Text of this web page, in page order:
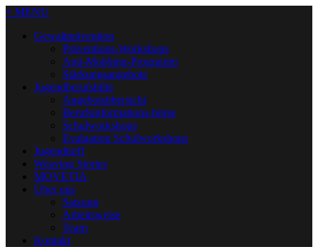
+ MENU
Gewaltprävention
Präventions-Workshops
Anti-Mobbing-Programm
Stärkungsangebote
Jugendberufshilfe
Angebotsübersicht
Berufsinformations-börse
Schulworkshops
Evaluation Schulworkshops
Jugendtreff
Weaving Stories
MOVETIA
Über uns
Satzung
Arbeitsweise
Team
Kontakt